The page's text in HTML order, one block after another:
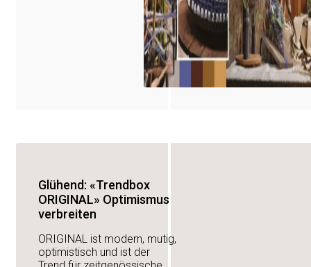
Glühend: «Trendbox
ORIGINAL» Optimismus
verbreiten
ORIGINAL ist modern, mutig,
optimistisch und ist der